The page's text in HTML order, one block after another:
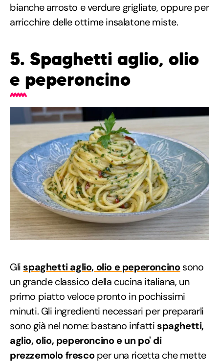
bianche arrosto e verdure grigliate, oppure per
arricchire delle ottime insalatone miste.
5. Spaghetti aglio, olio
e peperoncino
Gli spaghetti aglio, olio e peperoncinosono
un grande classico della cucina italiana, un
primo piatto veloce pronto in pochissimi
minuti. Gli ingredienti necessari per prepararli
sono già nel nome: bastano infatti spaghetti,
aglio, olio, peperoncino e un po' di
prezzemolo frescoper una ricetta che mette